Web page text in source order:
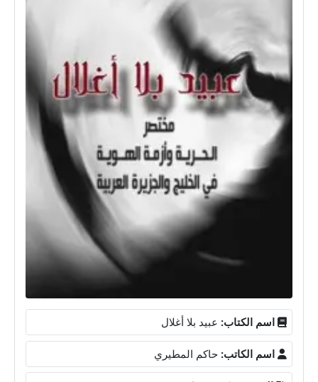
اسم الكتاب: عبيد بلا أغلال
اسم الكاتب: حاكم المطيري